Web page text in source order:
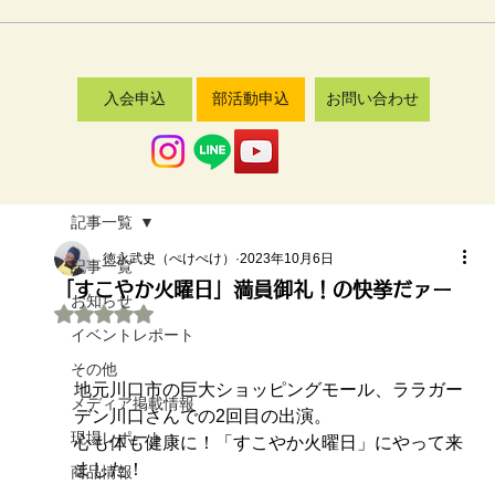
お問い合わせ
部活動申込
入会申込
記事一覧
お知らせ
イベントレポート
その他
メディア掲載情報
現場レポート
商品情報
記事一覧
「すこやか火曜日」満員御礼！の快挙だァー
徳永武史（ぺけぺけ） 2023年10月6日
5つ星のうちNaNと評価されています。
地元川口市の巨大ショッピングモール、ララガー
デン川口さんでの2回目の出演。
心も体も健康に！「すこやか火曜日」にやって来
ました！